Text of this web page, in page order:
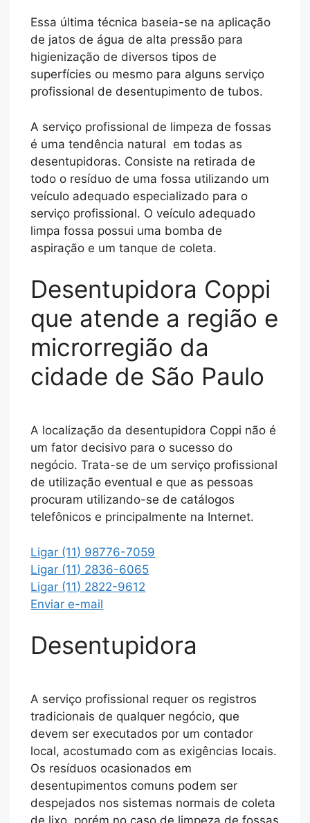
Essa última técnica baseia-se na aplicação
de jatos de água de alta pressão para
higienização de diversos tipos de
superfícies ou mesmo para alguns serviço
profissional de desentupimento de tubos.
A serviço profissional de limpeza de fossas
é uma tendência natural em todas as
desentupidoras. Consiste na retirada de
todo o resíduo de uma fossa utilizando um
veículo adequado especializado para o
serviço profissional. O veículo adequado
limpa fossa possui uma bomba de
aspiração e um tanque de coleta.
Desentupidora Coppi
que atende a região e
microrregião da
cidade de São Paulo
A localização da desentupidora Coppi não é
um fator decisivo para o sucesso do
negócio. Trata-se de um serviço profissional
de utilização eventual e que as pessoas
procuram utilizando-se de catálogos
telefônicos e principalmente na Internet.
Ligar (11) 98776-7059
Ligar (11) 2836-6065
Ligar (11) 2822-9612
Enviar e-mail
Desentupidora
A serviço profissional requer os registros
tradicionais de qualquer negócio, que
devem ser executados por um contador
local, acostumado com as exigências locais.
Os resíduos ocasionados em
desentupimentos comuns podem ser
despejados nos sistemas normais de coleta